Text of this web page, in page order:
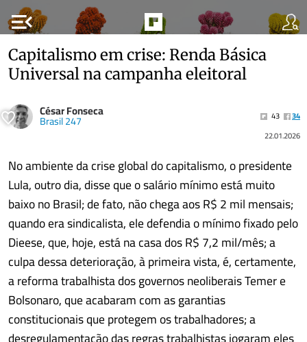
menu_open
Capitalismo em crise: Renda Básica
Universal na campanha eleitoral
César Fonseca
Brasil 247 43
34
22.01.2026
No ambiente da crise global do capitalismo, o presidente
Lula, outro dia, disse que o salário mínimo está muito
baixo no Brasil; de fato, não chega aos R$ 2 mil mensais;
quando era sindicalista, ele defendia o mínimo fixado pelo
Dieese, que, hoje, está na casa dos R$ 7,2 mil/mês; a
culpa dessa deterioração, à primeira vista, é, certamente,
a reforma trabalhista dos governos neoliberais Temer e
Bolsonaro, que acabaram com as garantias
constitucionais que protegem os trabalhadores; a